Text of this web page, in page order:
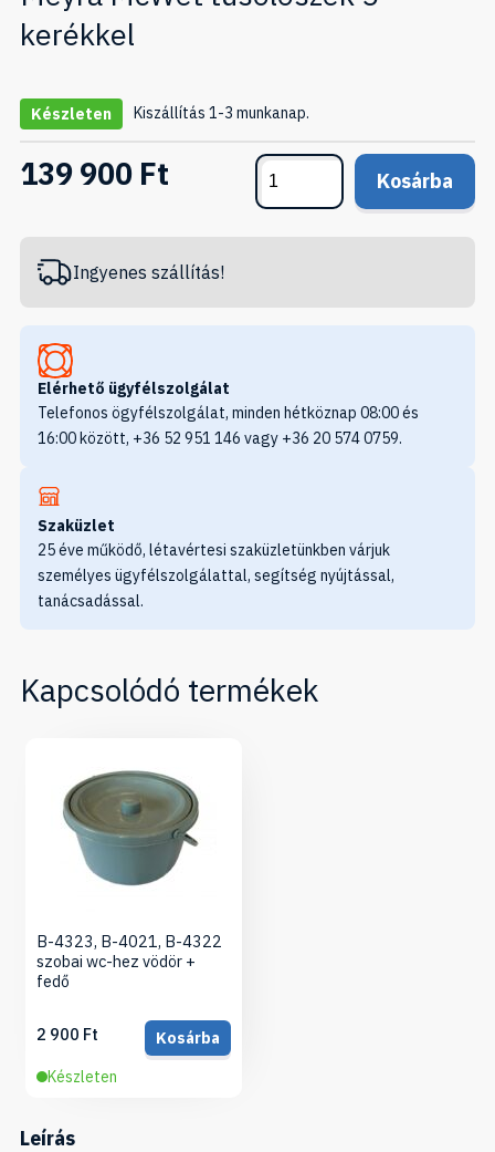
kerékkel
Készleten Kiszállítás 1-3 munkanap.
139 900 Ft Kosárba
Ingyenes szállítás!
Elérhető ügyfélszolgálat
Telefonos ögyfélszolgálat, minden hétköznap 08:00 és
16:00 között, +36 52 951 146 vagy +36 20 574 0759.
Szaküzlet
25 éve működő, létavértesi szaküzletünkben várjuk
személyes ügyfélszolgálattal, segítség nyújtással,
tanácsadással.
Kapcsolódó termékek
B-4323, B-4021, B-4322
szobai wc-hez vödör +
fedő
2 900 Ft
Kosárba
Készleten
Leírás